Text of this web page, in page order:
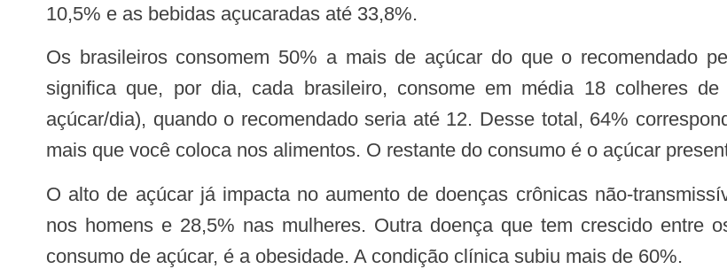
10,5% e as bebidas açucaradas até 33,8%.
Os brasileiros consomem 50% a mais de açúcar do que o recomendado pela Organização Mundial da Saúde (OMS). Isso
significa que, por dia, cada brasileiro, consome em média 18 colheres
açúcar/dia), quando o recomendado seria até 12. Desse total, 64%
mais que você coloca nos alimentos. O restante do consumo é o açúcar
O alto de açúcar já impacta no aumento de doenças crônicas não-transmissíveis. Na última década, o diabetes cresceu 54%
nos homens e 28,5% nas mulheres. Outra doença que tem crescido entre
consumo de açúcar, é a obesidade. A condição clínica subiu mais de 60%.